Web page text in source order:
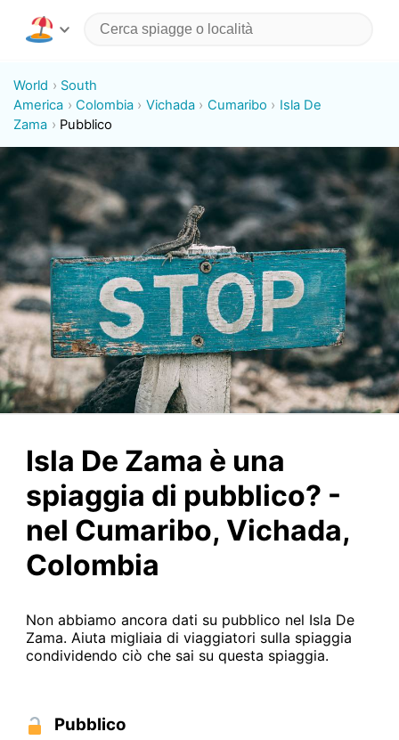
World
South
America
Colombia Vichada Cumaribo
Isla De
Zama
Pubblico
Isla De Zama è una
spiaggia di pubblico? -
nel Cumaribo, Vichada,
Colombia
Non abbiamo ancora dati su pubblico nel Isla De
Zama. Aiuta migliaia di viaggiatori sulla spiaggia
condividendo ciò che sai su questa spiaggia.
Pubblico